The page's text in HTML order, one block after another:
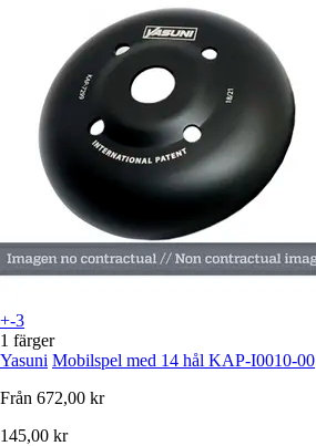
+-3
1 färger
Yasuni Mobilspel med 14 hål KAP-I0010-00
Från 672,00 kr
145,00 kr